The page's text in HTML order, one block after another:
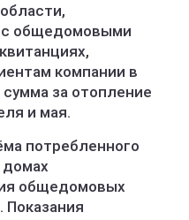
общедомовыми
компании в
за отопление
и мая.
потребленного
домах
общедомовых
Показания